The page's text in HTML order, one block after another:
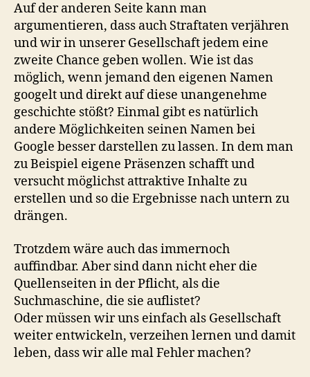
Auf der anderen Seite kann man
argumentieren, dass auch Straftaten verjähren
und wir in unserer Gesellschaft jedem eine
zweite Chance geben wollen. Wie ist das
möglich, wenn jemand den eigenen Namen
googelt und direkt auf diese unangenehme
geschichte stößt? Einmal gibt es natürlich
andere Möglichkeiten seinen Namen bei
Google besser darstellen zu lassen. In dem man
zu Beispiel eigene Präsenzen schafft und
versucht möglichst attraktive Inhalte zu
erstellen und so die Ergebnisse nach untern zu
drängen.
Trotzdem wäre auch das immernoch
auffindbar. Aber sind dann nicht eher die
Quellenseiten in der Pflicht, als die
Suchmaschine, die sie auflistet?
Oder müssen wir uns einfach als Gesellschaft
weiter entwickeln, verzeihen lernen und damit
leben, dass wir alle mal Fehler machen?